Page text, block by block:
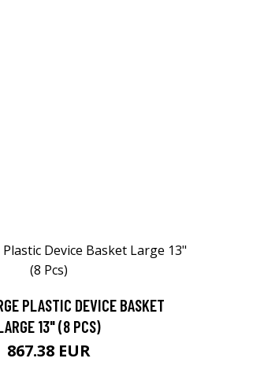
PLASTIC DEVICE BASKET
13" (8 PCS)
867.38 EUR